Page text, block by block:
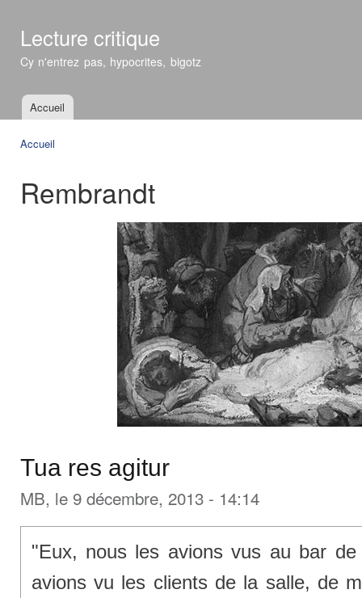
Lecture critique
Cy n'entrez pas, hypocrites, bigotz
Menu principal
Accueil
Accueil
Rembrandt
Tua res agitur
MB, le 9 décembre, 2013 - 14:14
"Eux, nous les avions vus au bar
avions vu les clients de la salle, de